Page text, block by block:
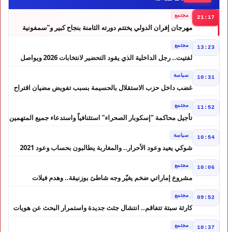
21:17 مجتمع
مهرجان إفران الدولي يختتم دورته الثامنة بنجاح كبير و"سمفونية
13:23 مجتمع
لفتيت.. رجل الداخلية الذي يقود التحضير لانتخابات 2026 ويواصل
10:31 سياسة
غضب داخل حزب الاستقلال بالحسيمة بسبب تفويض مضيان اقتراح
11:52 مجتمع
تأجيل محاكمة "إسكوبار الصحراء" استئنافياً واستدعاء جميع المتهمين
10:54 سياسة
شوكي يعيد وعود الأحرار.. والمغاربة يطالبون بحساب وعود 2021
10:06 مجتمع
مشروع إماراتي ضخم يغيّر وجه شاطئ بوزنيقة.. وهدم فيلات
09:52 مجتمع
كارثة سبتة تتفاقم.. انتشال جثث جديدة واستمرار البحث عن هويات
10:37 مجتمع